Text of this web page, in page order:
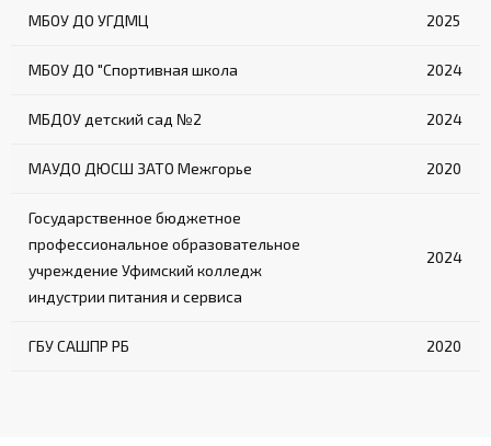
МБОУ ДО УГДМЦ 2025
МБОУ ДО "Спортивная школа 2024
МБДОУ детский сад №2 2024
МАУДО ДЮСШ ЗАТО Межгорье 2020
Государственное бюджетное
профессиональное образовательное
учреждение Уфимский колледж
индустрии питания и сервиса
2024
ГБУ САШПР РБ 2020